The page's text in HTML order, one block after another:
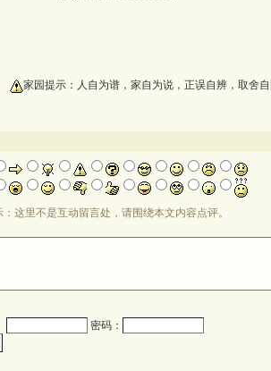
家园提示：人自为谱，家自为说，正误自辨，取舍
这里不是互动留言处，请围绕本文内容点评。
密码：